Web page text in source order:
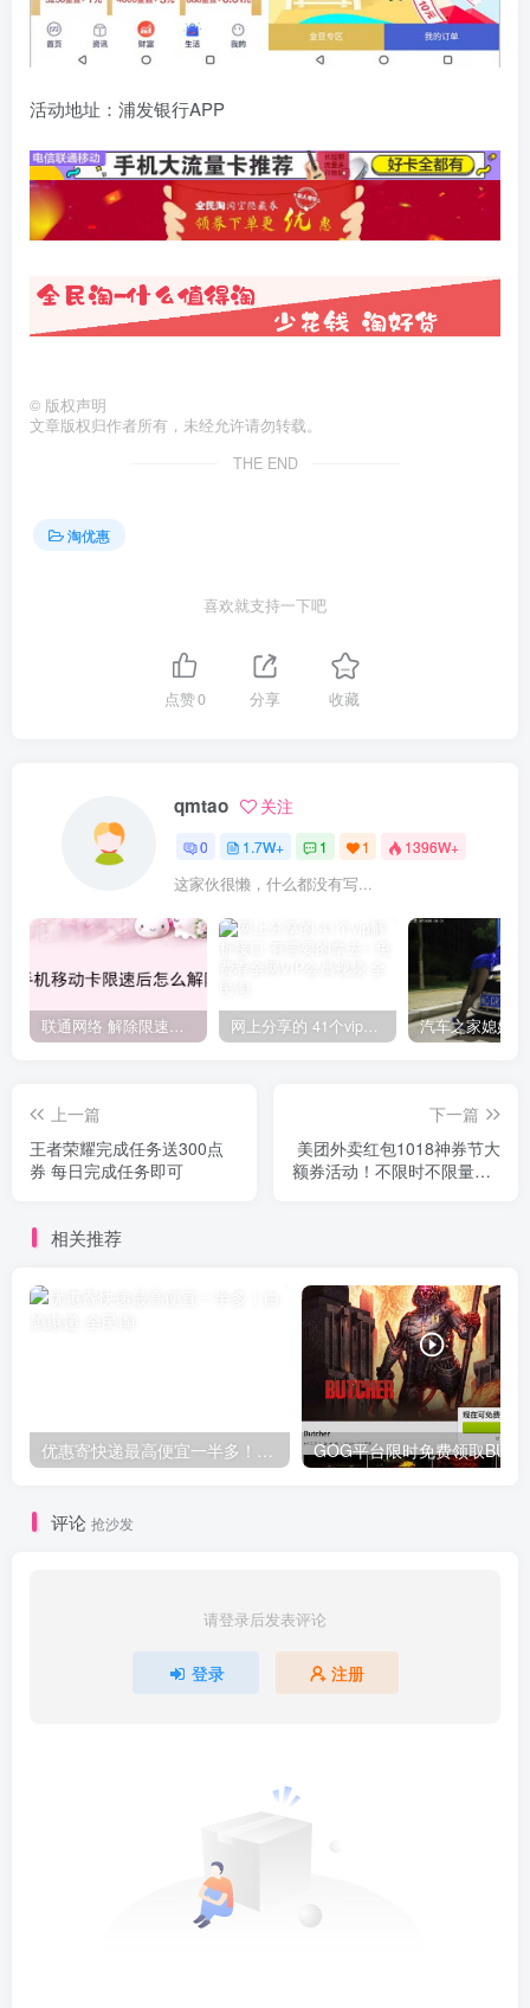
活动地址：浦发银行APP
© 版权声明
文章版权归作者所有，未经允许请勿转载。
THE END
淘优惠
喜欢就支持一下吧
点赞0 分享 收藏
qmtao 关注
0 1.7W+ 1 1 1396W+
这家伙很懒，什么都没有写...
联通网络 解除限速方法参考！畅享、畅玩、老白干等及其它地区自测了 网上分享的 41个vip解析接口 有需要的拿去~ 免费看全网VIP会员视频
上一篇
王者荣耀完成任务送300点
券 每日完成任务即可
下一篇
美团外卖红包1018神券节大
额券活动！不限时不限量券3
相关推荐
评论 抢沙发
请登录后发表评论
登录 注册